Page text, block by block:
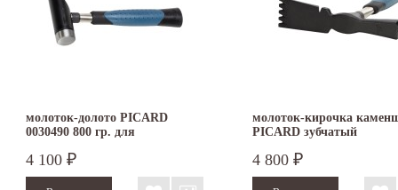
молоток-долото PICARD
0030490 800 гр. для
4 100 ₽
молоток-кирочка
PICARD зубчатый
4 800 ₽